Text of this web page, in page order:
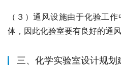
（３）通风设施由于化验工
体，因此化验室要有良好的通风
三、化学实验室设计规划